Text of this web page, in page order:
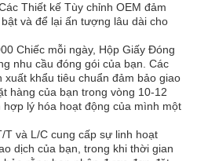
Thiết kế Tùy chỉnh OEM đảm
và để lại ấn tượng lâu dài cho
Chiếc mỗi ngày, Hộp Giấy Đóng
nhu cầu đóng gói của bạn. Các
xuất khẩu tiêu chuẩn đảm bảo giao
hàng của bạn trong vòng 10-12
lý hóa hoạt động của mình một
T và L/C cung cấp sự linh hoạt
dịch của bạn, trong khi thời gian